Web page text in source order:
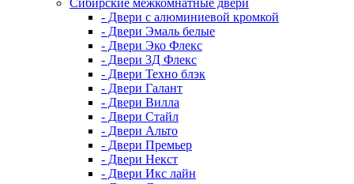
Сибирские межкомнатные двери
- Двери с алюминиевой кромкой
- Двери Эмаль белые
- Двери Эко Флекс
- Двери 3Д Флекс
- Двери Техно блэк
- Двери Галант
- Двери Вилла
- Двери Стайл
- Двери Альто
- Двери Премьер
- Двери Некст
- Двери Икс лайн